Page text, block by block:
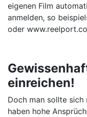
eigenen Film
anmelden, so
oder
einreichen!
Doch man sollte sich
haben hohe